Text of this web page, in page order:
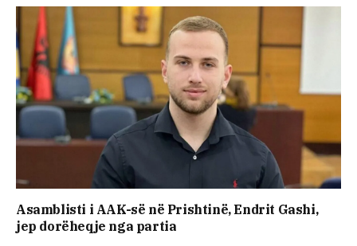
Asamblisti i AAK-së në Prishtinë, Endrit Gashi,
jep dorëheqje nga partia